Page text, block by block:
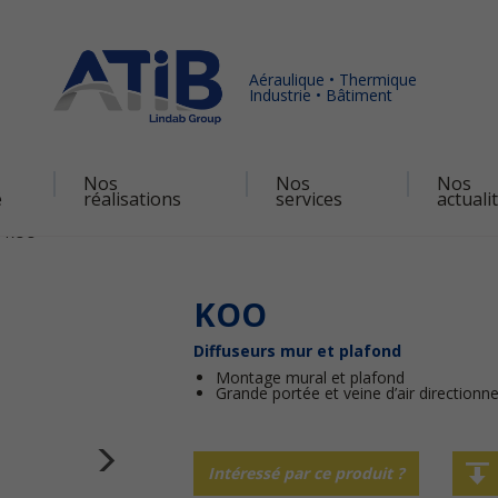
Aéraulique • Thermique
Industrie • Bâtiment
Nos
réalisations
Nos
services
Nos
KOO
KOO
Diffuseurs mur et plafond
Montage mural et plafond
Grande portée et veine d’air
Intéressé par ce produit ?